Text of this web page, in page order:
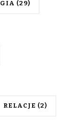
(29)
RELACJE (2)